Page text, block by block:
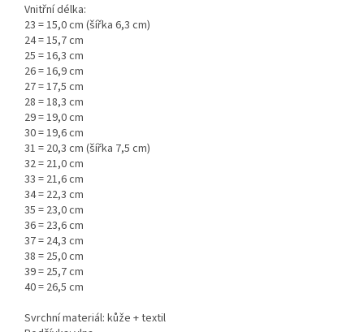
Vnitřní délka:
23 = 15,0 cm (šířka 6,3 cm)
24 = 15,7 cm
25 = 16,3 cm
26 = 16,9 cm
27 = 17,5 cm
28 = 18,3 cm
29 = 19,0 cm
30 = 19,6 cm
31 = 20,3 cm (šířka 7,5 cm)
32 = 21,0 cm
33 = 21,6 cm
34 = 22,3 cm
35 = 23,0 cm
36 = 23,6 cm
37 = 24,3 cm
38 = 25,0 cm
39 = 25,7 cm
40 = 26,5 cm
Svrchní materiál: kůže + textil